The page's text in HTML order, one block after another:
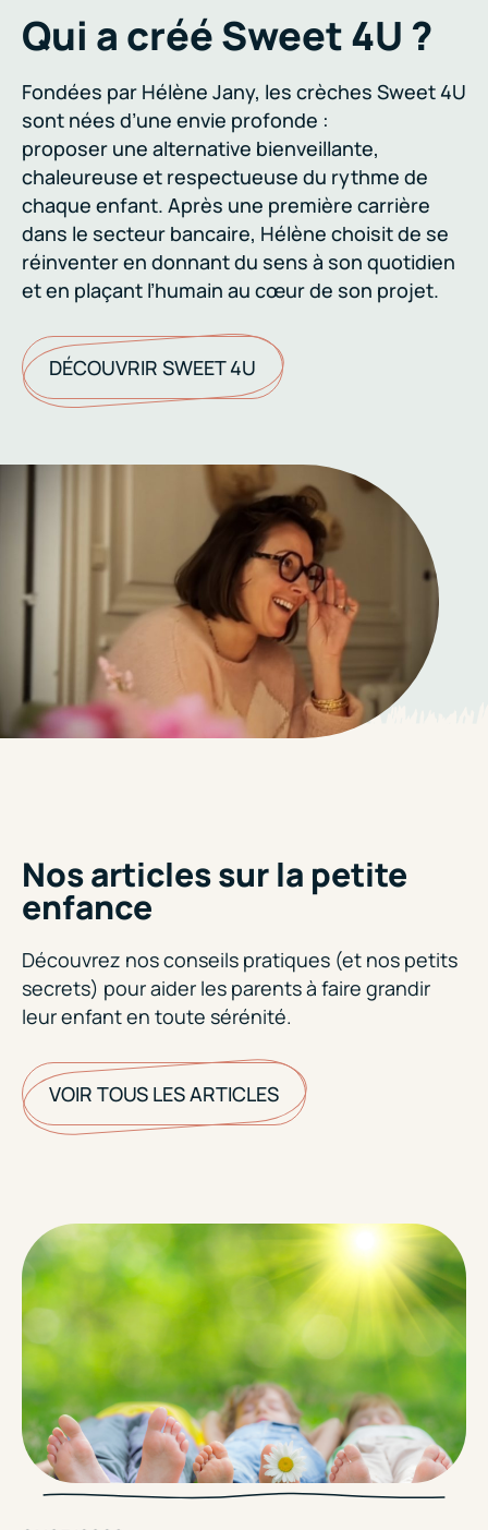
Qui a créé Sweet 4U ?
Fondées par Hélène Jany, les crèches Sweet 4U
sont nées d’une envie profonde :
proposer une alternative bienveillante,
chaleureuse et respectueuse du rythme de
chaque enfant. Après une première carrière
dans le secteur bancaire, Hélène choisit de se
réinventer en donnant du sens à son quotidien
et en plaçant l’humain au cœur de son projet.
DÉCOUVRIR SWEET 4U
Nos articles sur la petite
enfance
Découvrez nos conseils pratiques (et nos petits
secrets) pour aider les parents à faire grandir
leur enfant en toute sérénité.
VOIR TOUS LES ARTICLES